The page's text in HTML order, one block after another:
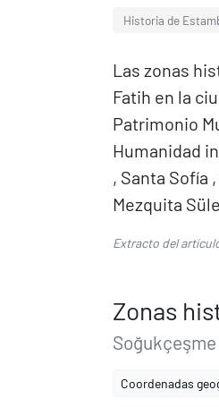
Historia de
Las zonas
Fatih en la
Patrimonio
Humanidad
, Santa Sofía
Mezquita
Extracto del
Zonas
Coordenadas